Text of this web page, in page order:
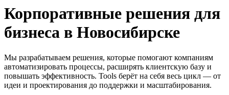
Корпоративные решения для
бизнеса в Новосибирске
Мы разрабатываем решения, которые помогают компаниям
автоматизировать процессы, расширять клиентскую базу и
повышать эффективность. Tools берёт на себя весь цикл — от
идеи и проектирования до поддержки и масштабирования.